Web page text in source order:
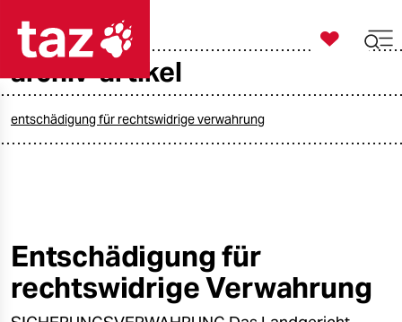
taz zahl ich
öko
gesellschaft

taz zahl ich
archiv-artikel
entschädigung für rechtswidrige verwahrung
Entschädigung für
rechtswidrige Verwahrung